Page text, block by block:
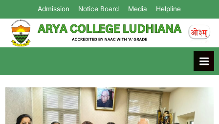
Admission Notice Board Media Helpline
Arya College
Ludhiana